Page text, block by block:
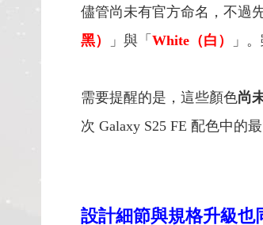
儘管尚未有官方命名，不過
黑）
」與「 White（白） 」
需要提醒的是，這些顏色尚
次 Galaxy S25 FE 配色中的最
設計細節與規格升級也